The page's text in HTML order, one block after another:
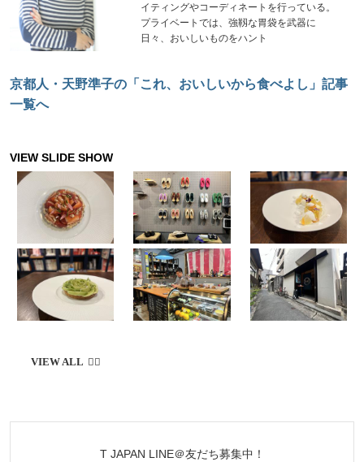
イティングやコーディネートを行っている。
プライベートでは、強靱な胃袋を武器に
日々、おいしいものをハント
京都人・天野準子の「これ、おいしいから食べよし」記事
一覧へ
T JAPAN LINE＠友だち募集中！